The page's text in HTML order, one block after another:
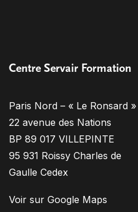
Centre Servair Formation
Paris Nord – « Le Ronsard »
22 avenue des Nations
BP 89 017 VILLEPINTE
95 931 Roissy Charles de
Gaulle Cedex
Voir sur Google Maps